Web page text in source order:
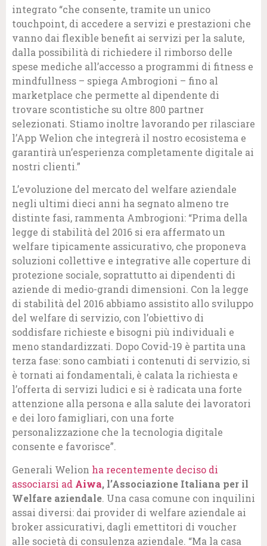
integrato “che consente, tramite un unico
touchpoint, di accedere a servizi e prestazioni che
vanno dai flexible benefit ai servizi per la salute,
dalla possibilità di richiedere il rimborso delle
spese mediche all’accesso a programmi di fitness e
mindfullness – spiega Ambrogioni – fino al
marketplace che permette al dipendente di
trovare scontistiche su oltre 800 partner
selezionati. Stiamo inoltre lavorando per rilasciare
l’App Welion che integrerà il nostro ecosistema e
garantirà un’esperienza completamente digitale ai
nostri clienti.”
L’evoluzione del mercato del welfare aziendale
negli ultimi dieci anni ha segnato almeno tre
distinte fasi, rammenta Ambrogioni: “Prima della
legge di stabilità del 2016 si era affermato un
welfare tipicamente assicurativo, che proponeva
soluzioni collettive e integrative alle coperture di
protezione sociale, soprattutto ai dipendenti di
aziende di medio-grandi dimensioni. Con la legge
di stabilità del 2016 abbiamo assistito allo sviluppo
del welfare di servizio, con l’obiettivo di
soddisfare richieste e bisogni più individuali e
meno standardizzati. Dopo Covid-19 è partita una
terza fase: sono cambiati i contenuti di servizio, si
è tornati ai fondamentali, è calata la richiesta e
l’offerta di servizi ludici e si è radicata una forte
attenzione alla persona e alla salute dei lavoratori
e dei loro famigliari, con una forte
personalizzazione che la tecnologia digitale
consente e favorisce”.
Generali Welion ha recentemente deciso di
associarsi ad Aiwa, l’Associazione Italiana per il
Welfare aziendale. Una casa comune con inquilini
assai diversi: dai provider di welfare aziendale ai
broker assicurativi, dagli emettitori di voucher
alle società di consulenza aziendale. “Ma la casa